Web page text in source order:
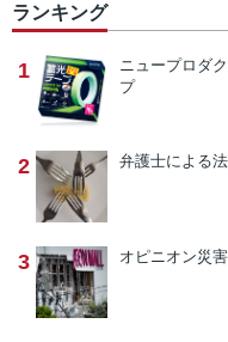
ランキング
1 ニュープロダ
プ
2 弁護士による
3 オピニオン災